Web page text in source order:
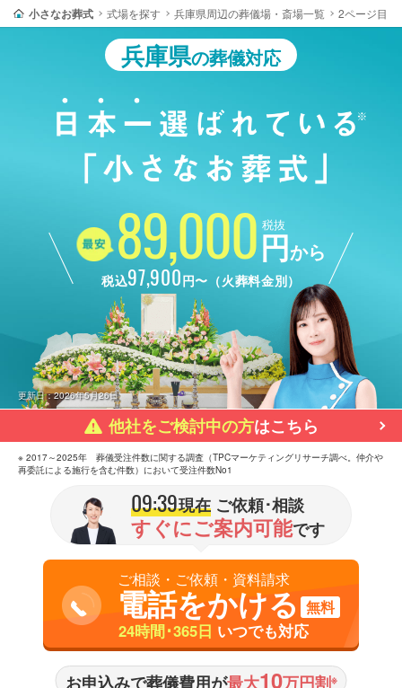
小さなお葬式 式場を探す 兵庫県周辺の葬儀場・斎場一覧 2ページ目
兵庫県の葬儀対応
89,000 税抜
円から
税込97,900円〜（火葬料金別）
更新日：2026年5月26日
他社をご検討中の方はこちら
※ 2017～2025年 葬儀受注件数に関する調査（TPCマーケティングリサーチ調べ。仲介や
再委託による施行を含む件数）において受注件数No1
09:39現在ご依頼･相談
すぐにご案内可能です
ご相談・ご依頼・資料請求
電話をかける 無料
24時間･365日 いつでも対応
お申込みで葬儀費用が最大10万円割※